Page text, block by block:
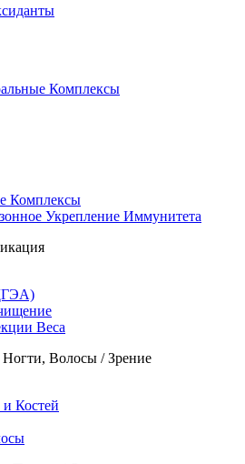
Комплексы
Комплексы
Укрепление Иммунитета
Веса
Волосы / Зрение
и Костей